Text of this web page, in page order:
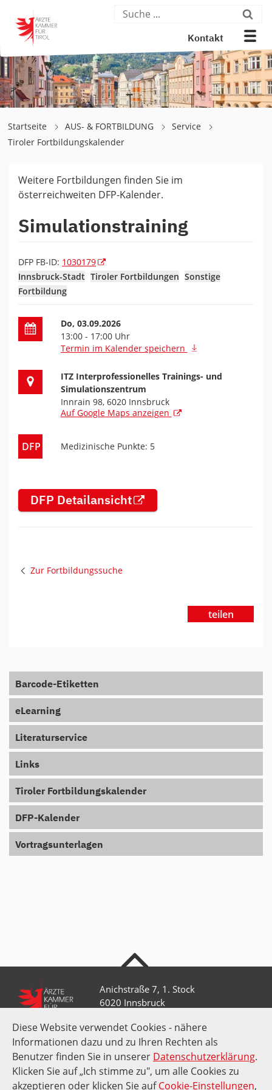
Diese Website verwendet Cookies - nähere
Informationen dazu und zu Ihren Rechten als
Benutzer finden Sie in unserer Datenschutzerklärung.
Klicken Sie auf „Ich stimme zu", um alle Cookies zu
akzeptieren oder klicken Sie aufCookie-Einstellungen,
Kontakt
Startseite AUS- & FORTBILDUNG
Service
Tiroler Fortbildungskalender
Weitere Fortbildungen finden Sie im
österreichweiten DFP-Kalender.
Simulationstraining
DFP FB-ID: 1030179
Innsbruck-Stadt Tiroler Fortbildungen Sonstige
Fortbildung
Datum der Fortbildung
Do, 03.09.2026
13:00 - 17:00 Uhr
Termin im Kalender speichern
Ort der Fortbildung
ITZ Interprofessionelles Trainings- und
Simulationszentrum
Innrain 98, 6020 Innsbruck
Auf Google Maps anzeigen
DFP Medizinische Punkte: 5
DFP Detailansicht
Zur Fortbildungssuche
teilen
Barcode-Etiketten
eLearning
Literaturservice
Links
Tiroler Fortbildungskalender
DFP-Kalender
Vortragsunterlagen
Anichstraße 7, 1. Stock
6020 Innsbruck
+43 512 52 0 58-0
kammer@aektirol.at